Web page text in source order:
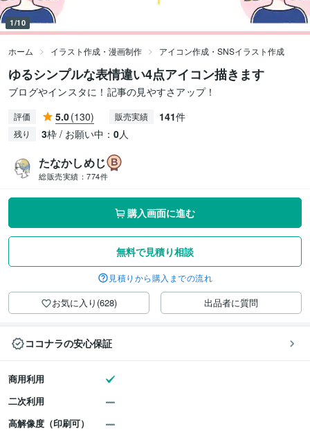
1/10
ホーム イラスト作成・漫画制作 アイコン作成・SNSイラスト作成
ゆるシンプルな表情違い4点アイコン描きます
ブログやインスタに！記事の見やすさアップ！
評価 5.0(130) 販売実績 141件
残り 3枠 / お願い中： 0人
たなかしめじ
総販売実績： 774件
購入画面に進む
無料で見積り相談
見積りから購入までの流れ
お気に入り(628) 出品者に質問
ココナラの安心保証
商用利用
二次利用
高解像度（印刷可）